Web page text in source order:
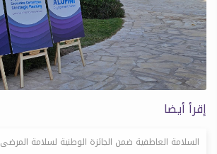
إقرأ أيضا
السلامة العاطفية ضمن الجائزة الوطنية لسلامة المرضى